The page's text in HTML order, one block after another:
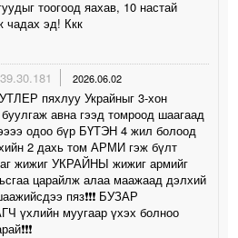
тоогоод яахав, 10 настай
чадах эд! Ккк
2026.06.02
пяхлуу Украйныг 3-хон
авна гээд томроод шаагаад
одоо бүр БҮТЭН 4 жил болоод
2 дахь том АРМИ гэж бүлт
жижиг УКРАЙНЫ жижиг армийг
царайлж алаа маажаад дэлхий
пяз❗️❗️❗️ БУЗАР
үхлийн муугаар үхэх болноо